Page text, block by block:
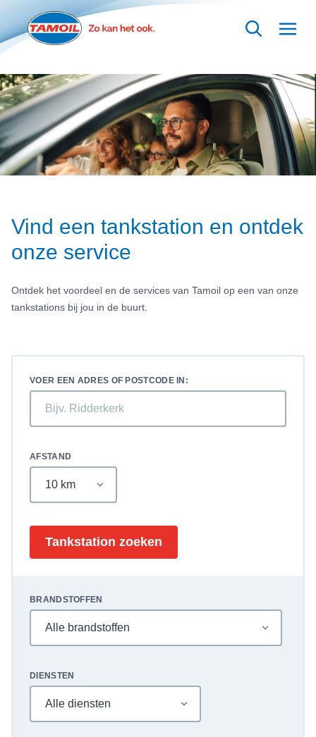
Ga naar hoofdinhoud
Vind een tankstation en ontdek
onze service
Ontdek het voordeel en de services van Tamoil op een van onze
tankstations bij jou in de buurt.
VOER EEN ADRES OF POSTCODE IN:
AFSTAND
Tankstation zoeken
BRANDSTOFFEN
DIENSTEN